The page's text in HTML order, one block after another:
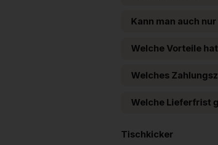
Kann man auch
Welche Vorteile
Welches
Welche Lieferfrist
Tischkicker